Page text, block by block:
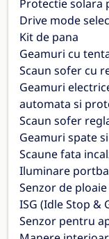
Protectie solara
Drive mode
Kit de pana
Geamuri cu
Scaun sofer cu
Geamuri
automata si
Scaun sofer
Geamuri spate
Scaune fata
Iluminare
Senzor de ploaie
ISG (Idle Stop &
Senzor pentru